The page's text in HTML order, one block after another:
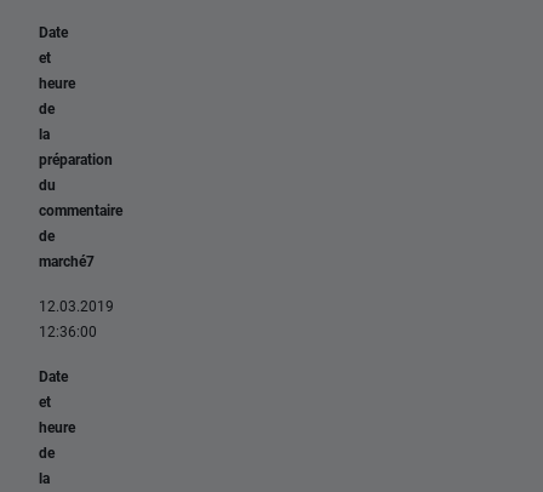
Date
et
heure
de
la
préparation
du
commentaire
de
marché7
12.03.2019
12:36:00
Date
et
heure
de
la